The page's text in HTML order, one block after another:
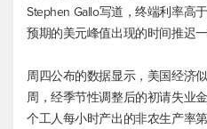
Stephen Gallo写道，终端利率高
预期的美元峰值出现的时间推迟一
周四公布的数据显示，美国经济
周，经季节性调整后的初请失业
个工人每小时产出的非农生产率